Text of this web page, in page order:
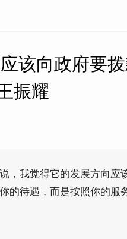
该向政府要
振耀
，我觉得它的发展方向
的待遇，而是按照你的